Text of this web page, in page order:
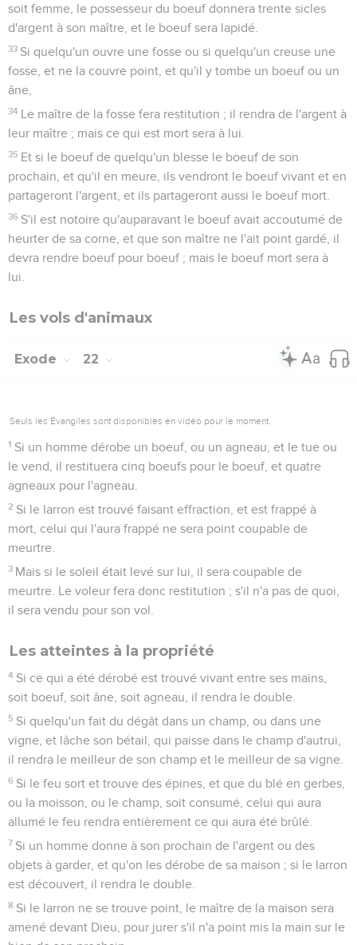
soit femme, le possesseur du boeuf donnera trente sicles
d'argent à son maître, et le boeuf sera lapidé.
33 Si quelqu'un ouvre une fosse ou si quelqu'un creuse une
fosse, et ne la couvre point, et qu'il y tombe un boeuf ou un
âne,
34 Le maître de la fosse fera restitution ; il rendra de l'argent à
leur maître ; mais ce qui est mort sera à lui.
35 Et si le boeuf de quelqu'un blesse le boeuf de son
prochain, et qu'il en meure, ils vendront le boeuf vivant et en
partageront l'argent, et ils partageront aussi le boeuf mort.
36 S'il est notoire qu'auparavant le boeuf avait accoutumé de
heurter de sa corne, et que son maître ne l'ait point gardé, il
devra rendre boeuf pour boeuf ; mais le boeuf mort sera à
lui.
Les vols d'animaux
Exode 22
Seuls les Évangiles sont disponibles en vidéo pour le moment.
1 Si un homme dérobe un boeuf, ou un agneau, et le tue ou
le vend, il restituera cinq boeufs pour le boeuf, et quatre
agneaux pour l'agneau.
2 Si le larron est trouvé faisant effraction, et est frappé à
mort, celui qui l'aura frappé ne sera point coupable de
meurtre.
3 Mais si le soleil était levé sur lui, il sera coupable de
meurtre. Le voleur fera donc restitution ; s'il n'a pas de quoi,
il sera vendu pour son vol.
Les atteintes à la propriété
4 Si ce qui a été dérobé est trouvé vivant entre ses mains,
soit boeuf, soit âne, soit agneau, il rendra le double.
5 Si quelqu'un fait du dégât dans un champ, ou dans une
vigne, et lâche son bétail, qui paisse dans le champ d'autrui,
il rendra le meilleur de son champ et le meilleur de sa vigne.
6 Si le feu sort et trouve des épines, et que du blé en gerbes,
ou la moisson, ou le champ, soit consumé, celui qui aura
allumé le feu rendra entièrement ce qui aura été brûlé.
7 Si un homme donne à son prochain de l'argent ou des
objets à garder, et qu'on les dérobe de sa maison ; si le larron
est découvert, il rendra le double.
8 Si le larron ne se trouve point, le maître de la maison sera
amené devant Dieu, pour jurer s'il n'a point mis la main sur le